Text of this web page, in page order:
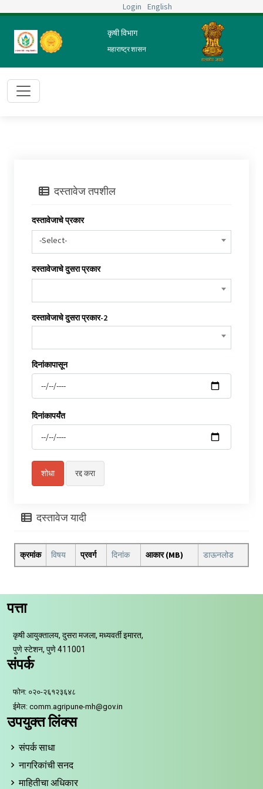
Login English
कृषी विभाग
महाराष्ट्र शासन
तुम्ही आता येथे आहात :मुख्य पृष्ठप्रशासनज्येष्ठता सूची
छापा
दस्तावेज तपशील
दस्तावेजाचे प्रकार
-Select-
दस्तावेजाचे दुसरा प्रकार
दस्तावेजाचे दुसरा प्रकार-2
दिनांकापासून
दिनांकापर्यंत
दस्तावेज यादी
क्रमांक विषय प्रवर्ग दिनांक आकार (MB) डाऊनलोड
पत्ता
कृषी आयुक्तालय, दुसरा मजला, मध्यवर्ती इमारत,
पुणे स्टेशन, पुणे 411001
संपर्क
फोन: ०२०-२६१२३६४८
ईमेल: comm.agripune-mh@gov.in
उपयुक्त लिंक्स
संपर्क साधा
नागरिकांची सनद
माहितीचा अधिकार